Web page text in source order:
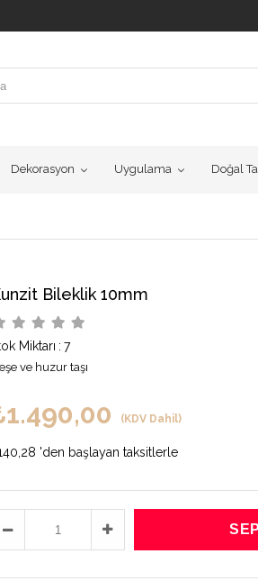
Dekorasyon Uygulama Doğal
Bileklik 10mm
Miktarı : 7
ve huzur taşı
(KDV Dahil)
'den başlayan taksitlerle